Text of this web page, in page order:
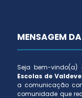
MENSAGEM
Seja bem-
Escolas de
a comunicação
comunidade que